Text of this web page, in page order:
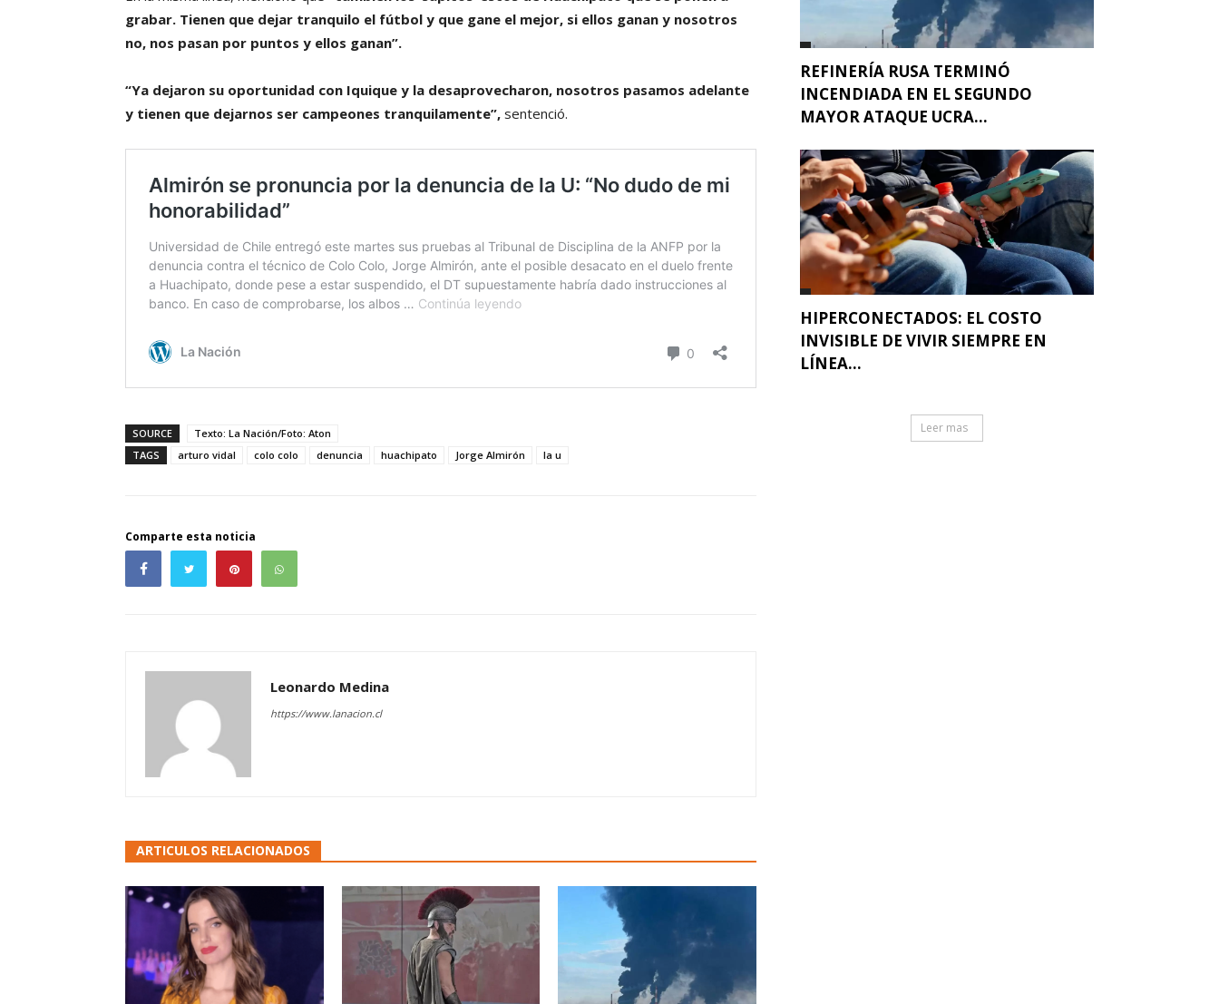
grabar. Tienen que dejar tranquilo el fútbol y que gane el mejor, si ellos ganan y nosotros
no, nos pasan por puntos y ellos ganan”.
“Ya dejaron su oportunidad con Iquique y la desaprovecharon, nosotros pasamos adelante
y tienen que dejarnos ser campeones tranquilamente”, sentenció.
SOURCE
Texto: La Nación/Foto: Aton
TAGS
arturo vidal colo colo denuncia huachipato Jorge Almirón la u
Comparte esta noticia
Leonardo Medina
https://www.lanacion.cl
ARTICULOS RELACIONADOS
REFINERÍA RUSA TERMINÓ
INCENDIADA EN EL SEGUNDO
MAYOR ATAQUE UCRA...
HIPERCONECTADOS: EL COSTO
INVISIBLE DE VIVIR SIEMPRE EN
LÍNEA...
Leer mas